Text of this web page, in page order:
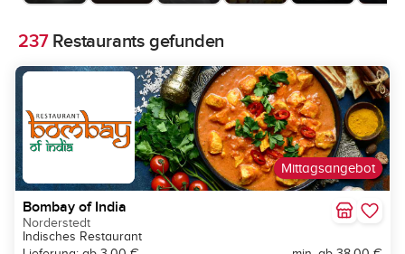
237Restaurants gefunden
Mittagsangebot
Bombay of India
Norderstedt
Indisches Restaurant